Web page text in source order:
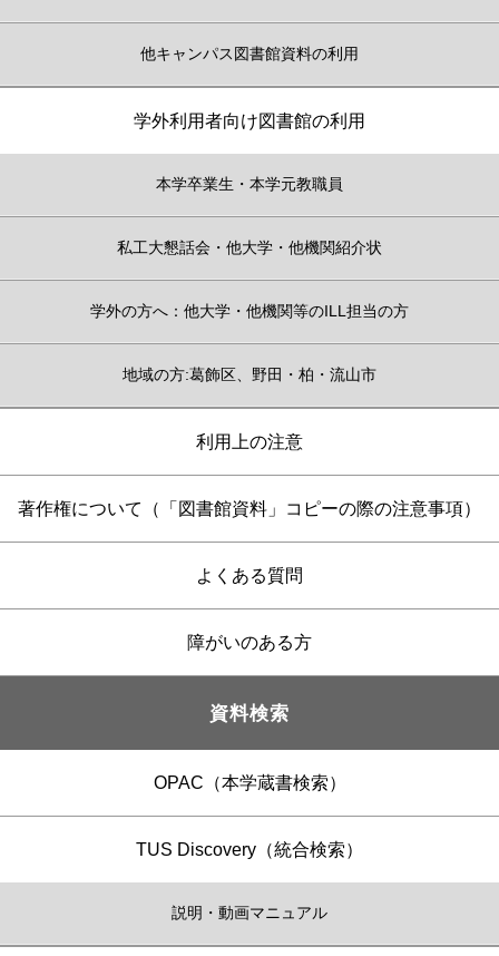
他キャンパス図書館資料の利用
学外利用者向け図書館の利用
本学卒業生・本学元教職員
私工大懇話会・他大学・他機関紹介状
学外の方へ：他大学・他機関等のILL担当の方
地域の方:葛飾区、野田・柏・流山市
利用上の注意
著作権について（「図書館資料」コピーの際の注意事項）
よくある質問
障がいのある方
資料検索
OPAC（本学蔵書検索）
TUS Discovery（統合検索）
説明・動画マニュアル